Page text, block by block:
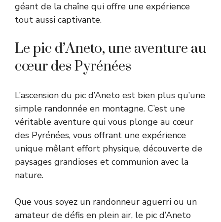
géant de la chaîne qui offre une expérience
tout aussi captivante.
Le pic d’Aneto, une aventure au
cœur des Pyrénées
L’ascension du pic d’Aneto est bien plus qu’une
simple randonnée en montagne. C’est une
véritable aventure qui vous plonge au cœur
des Pyrénées, vous offrant une expérience
unique mêlant effort physique, découverte de
paysages grandioses et communion avec la
nature.
Que vous soyez un randonneur aguerri ou un
amateur de défis en plein air, le pic d’Aneto